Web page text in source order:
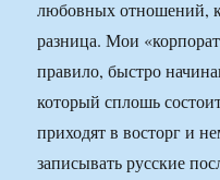
любовных отношений,
разница. Мои
правило, быстро
который сплошь
приходят в восторг и
записывать русские